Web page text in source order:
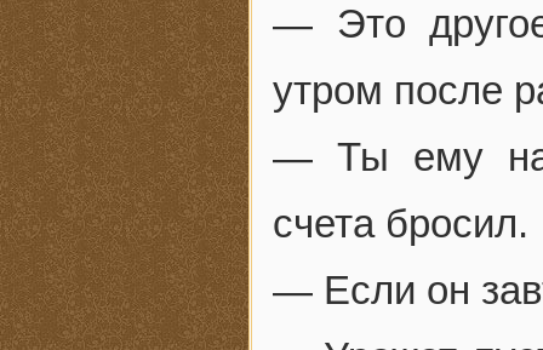
— Это
утром после
— Ты ему
счета бросил.
— Если он